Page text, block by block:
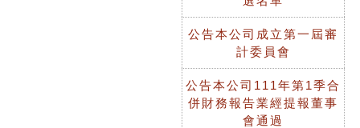
公告本公司成立第一屆審
計委員會
公告本公司111年第1季合
併財務報告業經提報董事
會通過